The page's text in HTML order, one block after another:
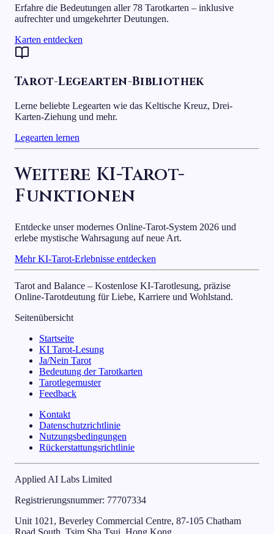
Erfahre die Bedeutungen aller 78 Tarotkarten – inklusive
aufrechter und umgekehrter Deutungen.
Karten entdecken
Tarot-Legearten-Bibliothek
Lerne beliebte Legearten wie das Keltische Kreuz, Drei-
Karten-Ziehung und mehr.
Legearten lernen
Weitere KI-Tarot-
Funktionen
Entdecke unser modernes Online-Tarot-System 2026 und
erlebe mystische Wahrsagung auf neue Art.
Mehr KI-Tarot-Erlebnisse entdecken
Tarot and Balance – Kostenlose KI-Tarotlesung, präzise
Online-Tarotdeutung für Liebe, Karriere und Wohlstand.
Seitenübersicht
Startseite
KI Tarot-Lesung
Ja/Nein Tarot
Bedeutung der Tarotkarten
Tarotlegemuster
Feedback
Kontakt
Datenschutzrichtlinie
Nutzungsbedingungen
Rückerstattungsrichtlinie
Applied AI Labs Limited
Registrierungsnummer: 77707334
Unit 1021, Beverley Commercial Centre, 87-105 Chatham
Road South, Tsim Sha Tsui, Hong Kong